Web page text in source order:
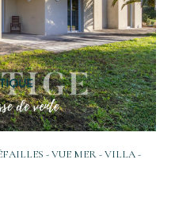
- VUE MER - VILLA -